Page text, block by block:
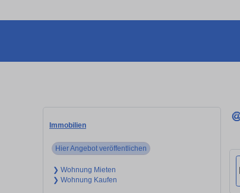
Immobilien
Hier Angebot veröffentlichen
❯ Wohnung Mieten
❯ Wohnung Kaufen